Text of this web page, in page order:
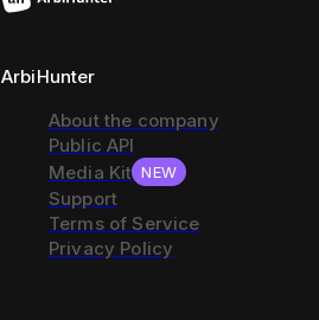
ArbiHunter
About the company
Public API
Media Kit NEW
Support
Terms of Service
Privacy Policy